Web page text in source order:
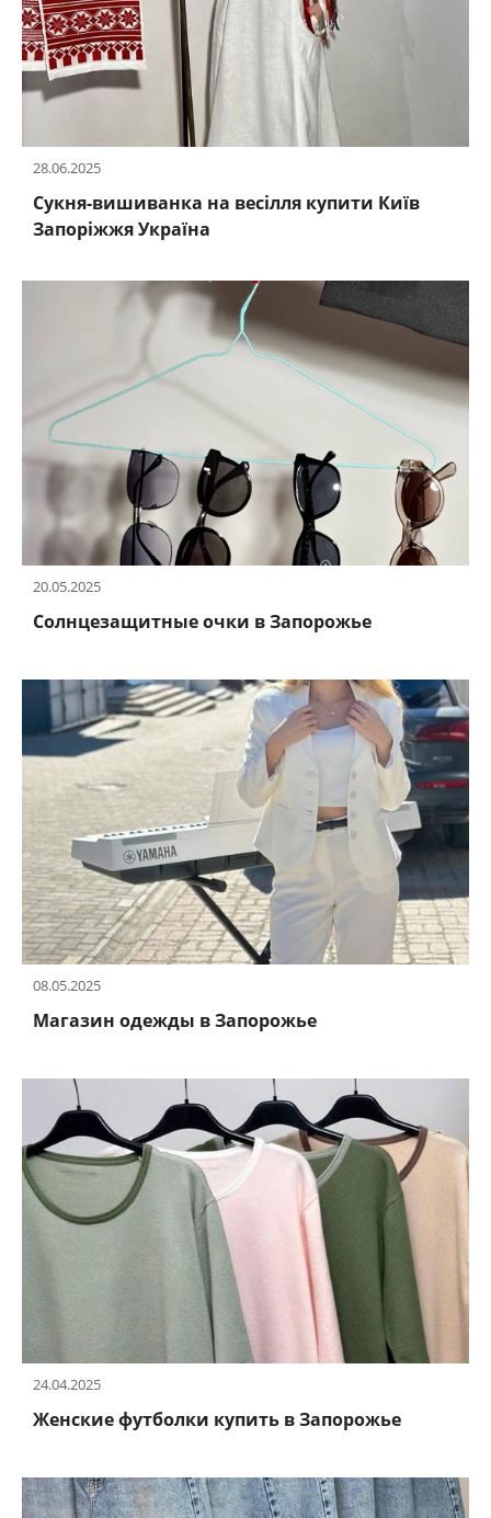
28.06.2025
Сукня-вишиванка на весілля купити Київ
Запоріжжя Україна
20.05.2025
Солнцезащитные очки в Запорожье
08.05.2025
Магазин одежды в Запорожье
24.04.2025
Женские футболки купить в Запорожье